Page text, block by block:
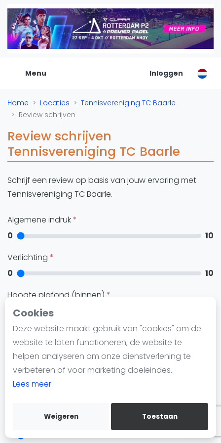
Cookies
Deze website maakt gebruik van "cookies" om de
website te laten functioneren, de website te
helpen analyseren om onze dienstverlening te
verbeteren of voor marketing doeleindes.
Lees meer
Weigeren Toestaan
Menu
De Padel Gids
Alle padel locaties
Padelwinkels
Organisatie
Banenbouwers
Overige categorien
Reserveringssystemen
Padelscholen
Toevoegen data
Laatste updates
Padel
Nieuws
Blog artikelen
Vragen over padel
Informatie
Over ons
Contact
Adverteren
Insights
WhatsApp
Join WhatsApp Community
Inloggen
Home Locaties
Tennisvereniging TC Baarle
Review schrijven
Review schrijven
Tennisvereniging TC Baarle
Schrijf een review op basis van jouw ervaring met
Tennisvereniging TC Baarle.
Algemene indruk
0
10
Verlichting
0
10
Hoogte plafond (binnen)
Baan onderhoud
Faciliteiten
Gastvrijheid
0
10